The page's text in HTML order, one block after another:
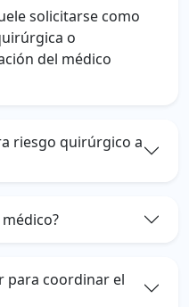
solicitarse como
o
del médico
riesgo quirúrgico a
para coordinar el